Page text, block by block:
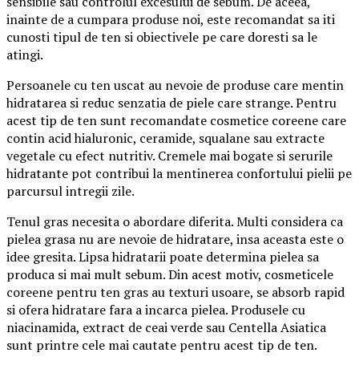
inainte de a cumpara produse noi, este recomandat sa iti
cunosti tipul de ten si obiectivele pe care doresti sa le
atingi.
Persoanele cu ten uscat au nevoie de produse care mentin
hidratarea si reduc senzatia de piele care strange. Pentru
acest tip de ten sunt recomandate cosmetice coreene care
contin acid hialuronic, ceramide, squalane sau extracte
vegetale cu efect nutritiv. Cremele mai bogate si serurile
hidratante pot contribui la mentinerea confortului pielii pe
parcursul intregii zile.
Tenul gras necesita o abordare diferita. Multi considera ca
pielea grasa nu are nevoie de hidratare, insa aceasta este o
idee gresita. Lipsa hidratarii poate determina pielea sa
produca si mai mult sebum. Din acest motiv, cosmeticele
coreene pentru ten gras au texturi usoare, se absorb rapid
si ofera hidratare fara a incarca pielea. Produsele cu
niacinamida, extract de ceai verde sau Centella Asiatica
sunt printre cele mai cautate pentru acest tip de ten.